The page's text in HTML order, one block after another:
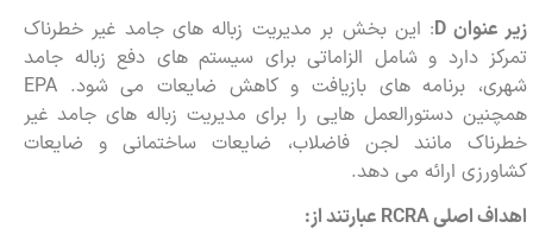
زیر عنوان D: این بخش بر مدیریت زباله های جامد غیر خطرناک
تمرکز دارد و شامل الزاماتی برای سیستم های دفع زباله جامد
شهری، برنامه های بازیافت و کاهش ضایعات می شود. EPA
همچنین دستورالعمل هایی را برای مدیریت زباله های جامد غیر
خطرناک مانند لجن فاضلاب، ضایعات ساختمانی و ضایعات
کشاورزی ارائه می دهد.
اهداف اصلیRCRA عبارتند از: